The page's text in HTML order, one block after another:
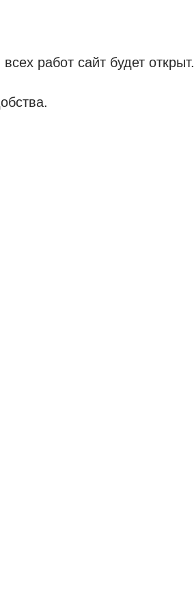
работ сайт будет открыт.